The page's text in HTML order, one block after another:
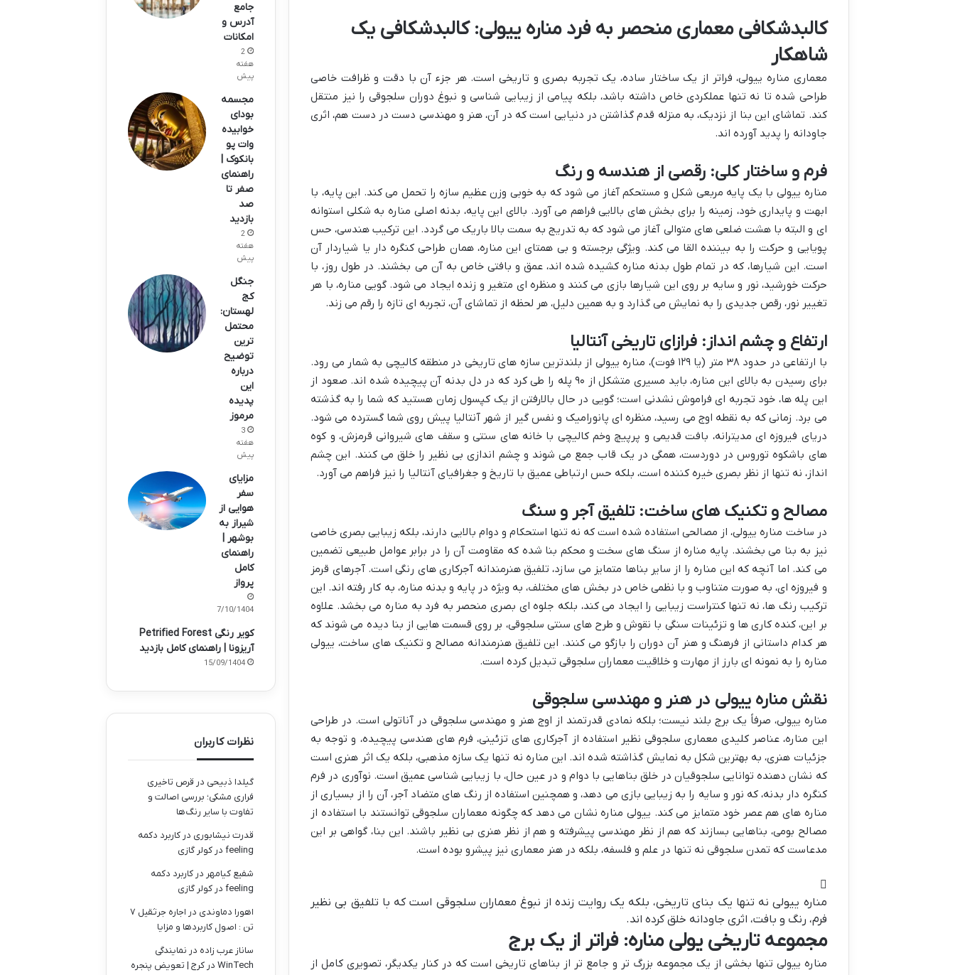
کالبدشکافی معماری منحصر به فرد مناره ییولی: کالبدشکافی یک
شاهکار
معماری مناره ییولی، فراتر از یک ساختار ساده، یک تجربه بصری و تاریخی است. هر جزء آن با دقت و ظرافت خاصی
طراحی شده تا نه تنها عملکردی خاص داشته باشد، بلکه پیامی از زیبایی شناسی و نبوغ دوران سلجوقی را نیز منتقل
کند. تماشای این بنا از نزدیک، به منزله قدم گذاشتن در دنیایی است که در آن، هنر و مهندسی دست در دست هم، اثری
جاودانه را پدید آورده اند.
فرم و ساختار کلی: رقصی از هندسه و رنگ
مناره ییولی با یک پایه مربعی شکل و مستحکم آغاز می شود که به خوبی وزن عظیم سازه را تحمل می کند. این پایه، با
ابهت و پایداری خود، زمینه را برای بخش های بالایی فراهم می آورد. بالای این پایه، بدنه اصلی مناره به شکلی استوانه
ای و البته با هشت ضلعی های متوالی آغاز می شود که به تدریج به سمت بالا باریک می گردد. این ترکیب هندسی، حس
پویایی و حرکت را به بیننده القا می کند. ویژگی برجسته و بی همتای این مناره، همان طراحی کنگره دار یا شیاردار آن
است. این شیارها، که در تمام طول بدنه مناره کشیده شده اند، عمق و بافتی خاص به آن می بخشند. در طول روز، با
حرکت خورشید، نور و سایه بر روی این شیارها بازی می کنند و منظره ای متغیر و زنده ایجاد می شود. گویی مناره، با هر
تغییر نور، رقص جدیدی را به نمایش می گذارد و به همین دلیل، هر لحظه از تماشای آن، تجربه ای تازه را رقم می زند.
ارتفاع و چشم انداز: فرازای تاریخی آنتالیا
با ارتفاعی در حدود ۳۸ متر (یا ۱۲۹ فوت)، مناره ییولی از بلندترین سازه های تاریخی در منطقه کالیچی به شمار می رود.
برای رسیدن به بالای این مناره، باید مسیری متشکل از ۹۰ پله را طی کرد که در دل بدنه آن پیچیده شده اند. صعود از
این پله ها، خود تجربه ای فراموش نشدنی است؛ گویی در حال بالارفتن از یک کپسول زمان هستید که شما را به گذشته
می برد. زمانی که به نقطه اوج می رسید، منظره ای پانورامیک و نفس گیر از شهر آنتالیا پیش روی شما گسترده می شود.
دریای فیروزه ای مدیترانه، بافت قدیمی و پرپیچ وخم کالیچی با خانه های سنتی و سقف های شیروانی قرمزش، و کوه
های باشکوه توروس در دوردست، همگی در یک قاب جمع می شوند و چشم اندازی بی نظیر را خلق می کنند. این چشم
انداز، نه تنها از نظر بصری خیره کننده است، بلکه حس ارتباطی عمیق با تاریخ و جغرافیای آنتالیا را نیز فراهم می آورد.
مصالح و تکنیک های ساخت: تلفیق آجر و سنگ
در ساخت مناره ییولی، از مصالحی استفاده شده است که نه تنها استحکام و دوام بالایی دارند، بلکه زیبایی بصری خاصی
نیز به بنا می بخشند. پایه مناره از سنگ های سخت و محکم بنا شده که مقاومت آن را در برابر عوامل طبیعی تضمین
می کند. اما آنچه که این مناره را از سایر بناها متمایز می سازد، تلفیق هنرمندانه آجرکاری های رنگی است. آجرهای قرمز
و فیروزه ای، به صورت متناوب و با نظمی خاص در بخش های مختلف، به ویژه در پایه و بدنه مناره، به کار رفته اند. این
ترکیب رنگ ها، نه تنها کنتراست زیبایی را ایجاد می کند، بلکه جلوه ای بصری منحصر به فرد به مناره می بخشد. علاوه
بر این، کنده کاری ها و تزئینات سنگی با نقوش و طرح های سنتی سلجوقی، بر روی قسمت هایی از بنا دیده می شوند که
هر کدام داستانی از فرهنگ و هنر آن دوران را بازگو می کنند. این تلفیق هنرمندانه مصالح و تکنیک های ساخت، ییولی
مناره را به نمونه ای بارز از مهارت و خلاقیت معماران سلجوقی تبدیل کرده است.
نقش مناره ییولی در هنر و مهندسی سلجوقی
مناره ییولی، صرفاً یک برج بلند نیست؛ بلکه نمادی قدرتمند از اوج هنر و مهندسی سلجوقی در آناتولی است. در طراحی
این مناره، عناصر کلیدی معماری سلجوقی نظیر استفاده از آجرکاری های تزئینی، فرم های هندسی پیچیده، و توجه به
جزئیات هنری، به بهترین شکل به نمایش گذاشته شده اند. این مناره نه تنها یک سازه مذهبی، بلکه یک اثر هنری است
که نشان دهنده توانایی سلجوقیان در خلق بناهایی با دوام و در عین حال، با زیبایی شناسی عمیق است. نوآوری در فرم
کنگره دار بدنه، که نور و سایه را به زیبایی بازی می دهد، و همچنین استفاده از رنگ های متضاد آجر، آن را از بسیاری از
مناره های هم عصر خود متمایز می کند. ییولی مناره نشان می دهد که چگونه معماران سلجوقی توانستند با استفاده از
مصالح بومی، بناهایی بسازند که هم از نظر مهندسی پیشرفته و هم از نظر هنری بی نظیر باشند. این بنا، گواهی بر این
مدعاست که تمدن سلجوقی نه تنها در علم و فلسفه، بلکه در هنر معماری نیز پیشرو بوده است.
مناره ییولی نه تنها یک بنای تاریخی، بلکه یک روایت زنده از نبوغ معماران سلجوقی است که با تلفیق بی نظیر
فرم، رنگ و بافت، اثری جاودانه خلق کرده اند.
مجموعه تاریخی یولی مناره: فراتر از یک برج
مناره ییولی تنها بخشی از یک مجموعه بزرگ تر و جامع تر از بناهای تاریخی است که در کنار یکدیگر، تصویری کامل از
جامع
آدرس و
امکانات
2
هفته
پیش
مجسمه
بودای
خوابیده
وات پو
بانکوک |
راهنمای
صفر تا
صد
بازدید
2
هفته
پیش
جنگل
کج
لهستان:
محتمل
ترین
توضیح
درباره
این
پدیده
مرموز
3
هفته
پیش
مزایای
سفر
هوایی از
شیراز به
بوشهر |
راهنمای
کامل
پرواز
07/10/1404
کویر رنگی Petrified Forest
آریزونا | راهنمای کامل بازدید
15/09/1404
نظرات کاربران
گیلدا ذبیحی در قرص تاخیری
فراری مشکی؛ بررسی اصالت و
تفاوت با سایر رنگ‌ها
قدرت نیشابوری در کاربرد دکمه
feeling در کولر گازی
شفیع کیامهر در کاربرد دکمه
feeling در کولر گازی
اهورا دماوندی در
اجاره جرثقیل ۷
تن : اصول کاربردها و مزایا
ساناز عرب زاده در نمایندگی
WinTech در کرج | تعویض پنجره